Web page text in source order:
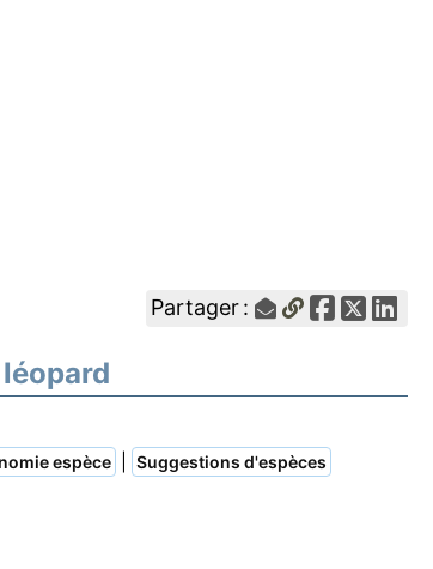
Partager :
espèce Suggestions d'espèces